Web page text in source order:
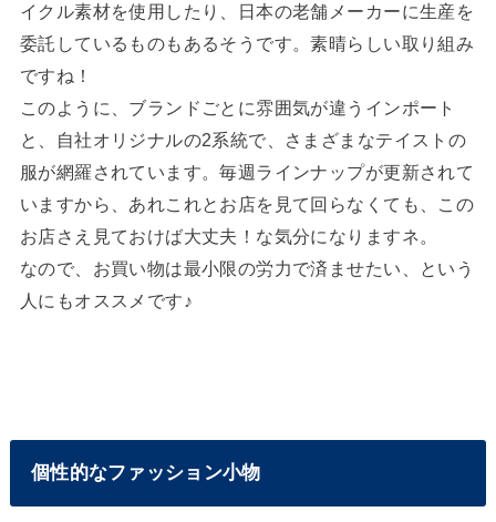
イクル素材を使用したり、日本の老舗メーカーに生産を
委託しているものもあるそうです。素晴らしい取り組み
ですね！
このように、ブランドごとに雰囲気が違うインポート
と、自社オリジナルの2系統で、さまざまなテイストの
服が網羅されています。毎週ラインナップが更新されて
いますから、あれこれとお店を見て回らなくても、この
お店さえ見ておけば大丈夫！な気分になりますネ。
なので、お買い物は最小限の労力で済ませたい、という
人にもオススメです♪
個性的なファッション小物